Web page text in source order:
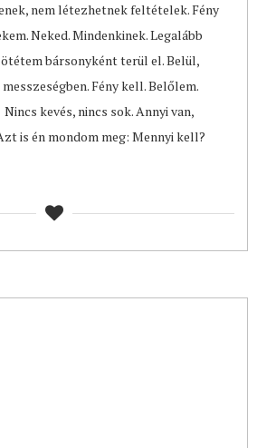
nem létezhetnek feltételek. Fény
Neked. Mindenkinek. Legalább
bársonyként terül el. Belül,
Fény kell. Belőlem.
kevés, nincs sok. Annyi van,
is én mondom meg: Mennyi kell?